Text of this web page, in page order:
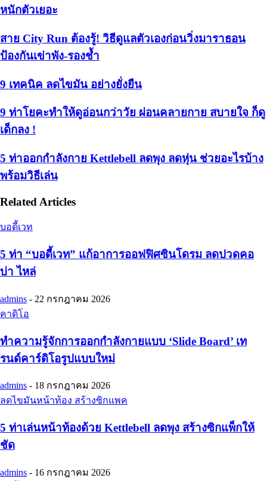
หนักตัวเยอะ
สาย City Run ต้องรู้! วิธีดูแลตัวเองก่อนวิ่งมาราธอน
ป้องกันเข่าพัง-รองช้ำ
9 เทคนิค ลดไขมัน อย่างยั่งยืน
9 ท่าโยคะทำให้ดูอ่อนกว่าวัย ผ่อนคลายกาย สบายใจ ก็ดู
เด็กลง !
5 ท่าออกกําลังกาย Kettlebell ลดพุง ลดหุ่น ช่วยอะไรบ้าง
พร้อมวิธีเล่น
Related Articles
บอดี้เวท
5 ท่า “บอดี้เวท” แก้อาการออฟฟิศซินโดรม ลดปวดคอ
บ่า ไหล่
admins - 22 กรกฎาคม 2026
คาดิโอ
ทำความรู้จักการออกกำลังกายแบบ ‘Slide Board’ เท
รนด์คาร์ดิโอรูปแบบใหม่
admins - 18 กรกฎาคม 2026
ลดไขมันหน้าท้อง สร้างซิกแพค
5 ท่าเล่นหน้าท้องด้วย Kettlebell ลดพุง สร้างซิกแพ็กให้
ชัด
admins - 16 กรกฎาคม 2026